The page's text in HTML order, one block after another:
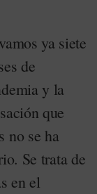
ya siete
de
y la
que
no se ha
Se trata de
en el